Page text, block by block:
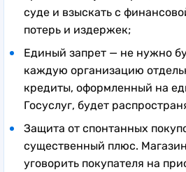
суде и взыскать с
потерь и издержек;
Единый запрет — не нужно
каждую организацию
кредиты, оформленный на
Госуслуг, будет
Защита от спонтанных
существенный плюс.
уговорить покупателя на